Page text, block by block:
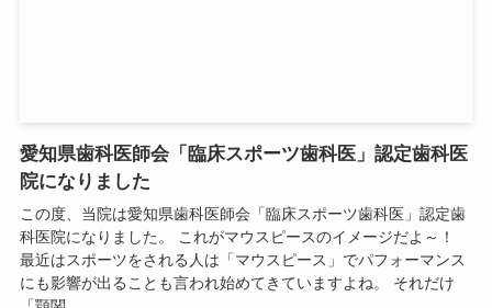
愛知県歯科医師会「臨床スポーツ歯科医」認定歯科医
院になりました
この度、当院は愛知県歯科医師会「臨床スポーツ歯科医」認定歯
科医院になりました。 これがマウスピースのイメージだよ～！
最近はスポーツをされる人は「マウスピース」でパフォーマンス
にも影響が出ることも言われ始めてきていますよね。 それだけ